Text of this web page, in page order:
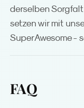
derselben
setzen wir mit
SuperAwesome -
FAQ